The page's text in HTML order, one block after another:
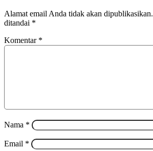
Alamat email Anda tidak akan dipublikasikan.
ditandai *
Komentar *
Nama *
Email *